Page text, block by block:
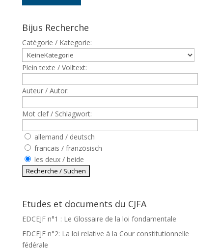
Bijus Recherche
Catègorie / Kategorie:
Plein texte / Volltext:
Auteur / Autor:
Mot clef / Schlagwort:
allemand / deutsch
francais / französisch
les deux / beide
Etudes et documents du CJFA
EDCEJF n°1 : Le Glossaire de la loi fondamentale
EDCEJF n°2: La loi relative à la Cour constitutionnelle
fédérale